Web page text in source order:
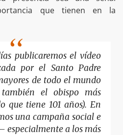
que tienen en la
publicaremos el vídeo
por el Santo Padre
de todo el mundo
el obispo más
que tiene 101 años). En
una campaña social e
especialmente a los más